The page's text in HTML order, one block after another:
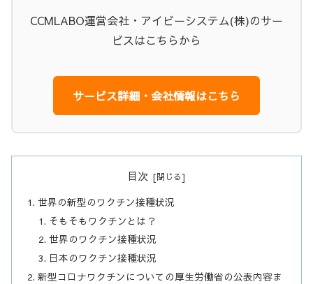
CCMLABO運営会社・アイビーシステム(株)のサー
ビスはこちらから
サービス詳細・会社情報はこちら
目次
世界の新型のワクチン接種状況
そもそもワクチンとは？
世界のワクチン接種状況
日本のワクチン接種状況
新型コロナワクチンについての厚生労働省の公表内容ま